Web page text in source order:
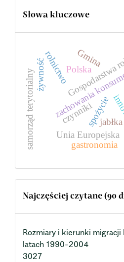
Słowa kluczowe
zachowaniaspożycie
Unia Europejska
rolnictwoPolska
Gmina
czynniki
żywność
jabłka
gastronomia
samorząd terytorialny
Najczęściej czytane (90
Rozmiary i kierunki migracji
latach 1990-2004
3027